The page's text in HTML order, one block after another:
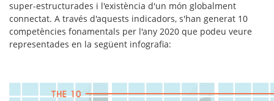
super-estructurades i l'existència d'un món globalment
connectat. A través d'aquests indicadors, s'han generat 10
competències fonamentals per l'any 2020 que podeu veure
representades en la següent infografia: